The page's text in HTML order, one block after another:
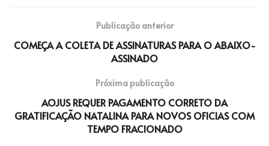
Publicação anterior
COMEÇA A COLETA DE ASSINATURAS PARA O ABAIXO-
ASSINADO
Próxima publicação
AOJUS REQUER PAGAMENTO CORRETO DA
GRATIFICAÇÃO NATALINA PARA NOVOS OFICIAS COM
TEMPO FRACIONADO